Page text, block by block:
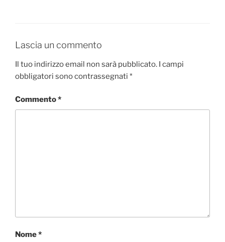
Lascia un commento
Il tuo indirizzo email non sarà pubblicato. I campi
obbligatori sono contrassegnati *
Commento*
Nome*